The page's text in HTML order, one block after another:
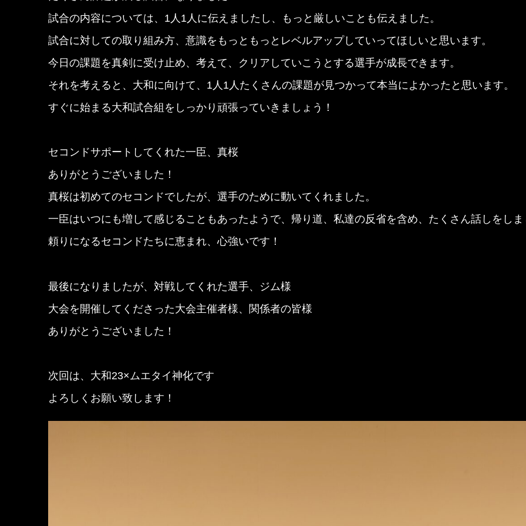
試合の内容については、1人1人に伝えましたし、もっと厳しいことも伝えました。
試合に対しての取り組み方、意識をもっともっとレベルアップしていってほしいと思います。
今日の課題を真剣に受け止め、考えて、クリアしていこうとする選手が成長できます。
それを考えると、大和に向けて、1人1人たくさんの課題が見つかって本当によかったと思います。
すぐに始まる大和試合組をしっかり頑張っていきましょう！
セコンドサポートしてくれた一臣、真桜
ありがとうございました！
真桜は初めてのセコンドでしたが、選手のために動いてくれました。
一臣はいつにも増して感じることもあったようで、帰り道、私達の反省を含め、たくさん話しをし
頼りになるセコンドたちに恵まれ、心強いです！
最後になりましたが、対戦してくれた選手、ジム様
大会を開催してくださった大会主催者様、関係者の皆様
ありがとうございました！
次回は、大和23×ムエタイ神化です
よろしくお願い致します！